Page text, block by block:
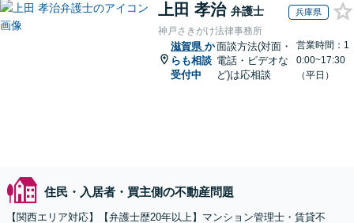
上田 孝治 弁護士 兵庫県
神戸さきがけ法律事務所
滋賀県 か
らも相談
受付中
面談方法(対面・
電話・ビデオな
ど)は応相談
営業時間：1
0:00~17:30
（平日）
住民・入居者・買主側の不動産問題
【関西エリア対応】【弁護士歴20年以上】マンション管理士・賃貸不